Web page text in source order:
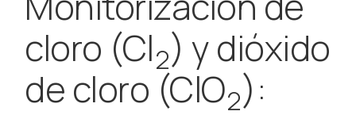
cloro (Cl2) y dióxido
de cloro (ClO2):